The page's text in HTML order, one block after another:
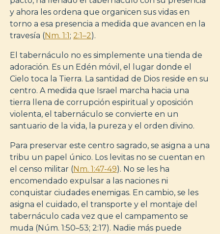
y ahora les ordena que organicen sus vidas en
torno a esa presencia a medida que avancen en la
travesía (Nm. 1:1; 2:1–2).
El tabernáculo no es simplemente una tienda de
adoración. Es un Edén móvil, el lugar donde el
Cielo toca la Tierra. La santidad de Dios reside en su
centro. A medida que Israel marcha hacia una
tierra llena de corrupción espiritual y oposición
violenta, el tabernáculo se convierte en un
santuario de la vida, la pureza y el orden divino.
Para preservar este centro sagrado, se asigna a una
tribu un papel único. Los levitas no se cuentan en
el censo militar (Nm. 1:47-49). No se les ha
encomendado expulsar a las naciones ni
conquistar ciudades enemigas. En cambio, se les
asigna el cuidado, el transporte y el montaje del
tabernáculo cada vez que el campamento se
muda (Núm. 1:50–53; 2:17). Nadie más puede